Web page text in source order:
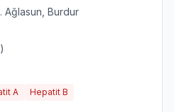
Ağlasun, Burdur
A Hepatit B